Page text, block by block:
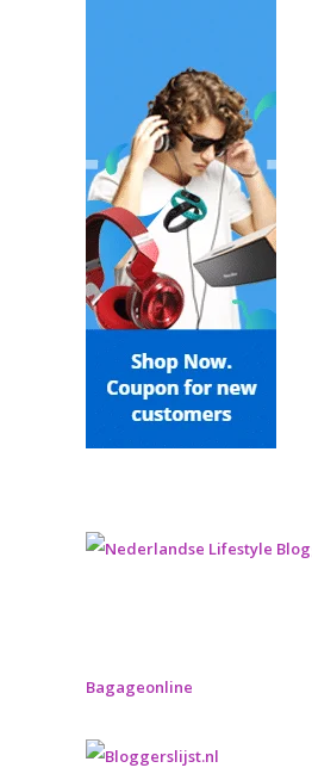
Bagageonline